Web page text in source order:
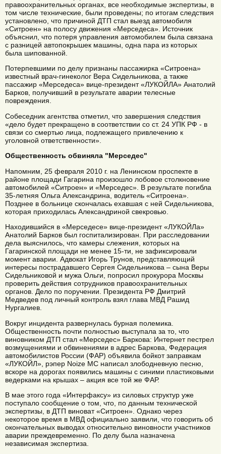
правоохранительных органах, все необходимые экспертизы, в
том числе технические, были проведены; по итогам следствия
установлено, что причиной ДТП стал выезд автомобиля
«Ситроен» на полосу движения «Мерседеса». Источник
объяснил, что потеря управления автомобилем была связана
с разницей автопокрышек машины, одна пара из которых
была шипованной.
Потерпевшими по делу признаны пассажирка «Ситроена»
известный врач-гинеколог Вера Сидельникова, а также
пассажир «Мерседеса» вице-президент «ЛУКОЙЛА» Анатолий
Барков, получивший в результате аварии телесные
повреждения.
Собеседник агентства отметил, что завершения следствия
«дело будет прекращено в соответствии со ст. 24 УПК РФ - в
связи со смертью лица, подлежащего привлечению к
уголовной ответственности».
Общественность обвиняла "Мерседес"
Напомним, 25 февраля 2010 г. на Ленинском проспекте в
районе площади Гагарина произошло лобовое столкновение
автомобилей «Ситроен» и «Мерседес». В результате погибла
35-летняя Ольга Александрина, водитель «Ситроена».
Позднее в больнице скончалась ехавшая с ней Сидельникова,
которая приходилась Александриной свекровью.
Находившийся в «Мерседесе» вице-президент «ЛУКОЙЛа»
Анатолий Барков был госпитализирован. При расследовании
дела выяснилось, что камеры слежения, которых на
Гагаринской площади не менее 15-ти, не зафиксировали
момент аварии. Адвокат Игорь Трунов, представляющий
интересы пострадавшего Сергея Сидельникова – сына Веры
Сидельниковой и мужа Ольги, попросил прокурора Москвы
проверить действия сотрудников правоохранительных
органов. Дело по поручении. Президента РФ Дмитрий
Медведев под личный контроль взял глава МВД Рашид
Нургалиев.
Вокруг инцидента развернулась бурная полемика.
Общественность почти полностью выступала за то, что
виновником ДТП стал «Мерседес» Баркова: Интернет пестрел
возмущениями и обвинениями в адрес Баркова, Федерация
автомобилистов России (ФАР) объявила бойкот заправкам
«ЛУКОЙЛ», рэпер Noize MC написал злободневную песню,
вскоре на дорогах появились машины с синими пластиковыми
ведерками на крышах – акция все той же ФАР.
В мае этого года «Интерфаксу» из силовых структур уже
поступало сообщение о том, что, по данным технической
экспертизы, в ДТП виноват «Ситроен». Однако через
некоторое время в МВД официально заявили, что говорить об
окончательных выводах относительно виновности участников
аварии преждевременно. По делу была назначена
независимая экспертиза.